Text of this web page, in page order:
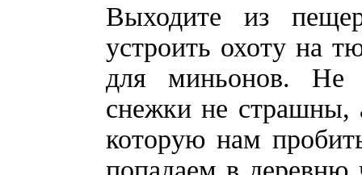
Выходите из
устроить охоту на
для миньонов. Не
снежки не страшны,
которую нам